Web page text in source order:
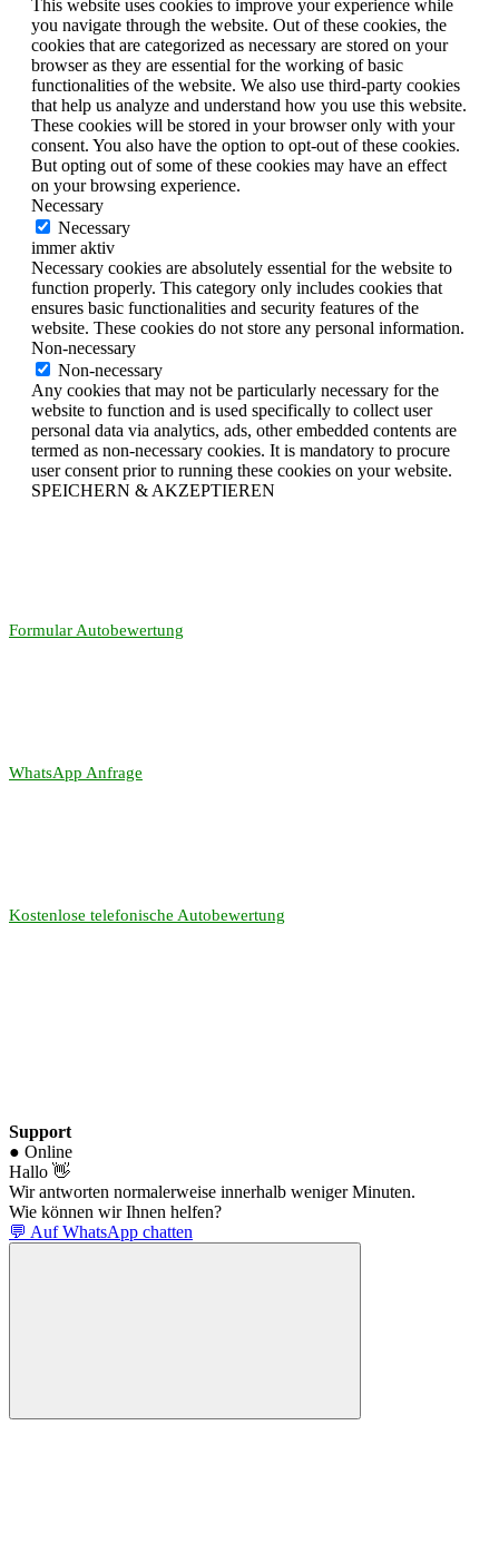
This website uses cookies to improve your experience while
you navigate through the website. Out of these cookies, the
cookies that are categorized as necessary are stored on your
browser as they are essential for the working of basic
functionalities of the website. We also use third-party cookies
that help us analyze and understand how you use this website.
These cookies will be stored in your browser only with your
consent. You also have the option to opt-out of these cookies.
But opting out of some of these cookies may have an effect
on your browsing experience.
Necessary
Necessary
immer aktiv
Necessary cookies are absolutely essential for the website to
function properly. This category only includes cookies that
ensures basic functionalities and security features of the
website. These cookies do not store any personal information.
Non-necessary
Non-necessary
Any cookies that may not be particularly necessary for the
website to function and is used specifically to collect user
personal data via analytics, ads, other embedded contents are
termed as non-necessary cookies. It is mandatory to procure
user consent prior to running these cookies on your website.
SPEICHERN & AKZEPTIEREN
Formular Autobewertung
WhatsApp Anfrage
Kostenlose telefonische Autobewertung
Support
● Online
Hallo 👋
Wir antworten normalerweise innerhalb weniger Minuten.
Wie können wir Ihnen helfen?
💬 Auf WhatsApp chatten